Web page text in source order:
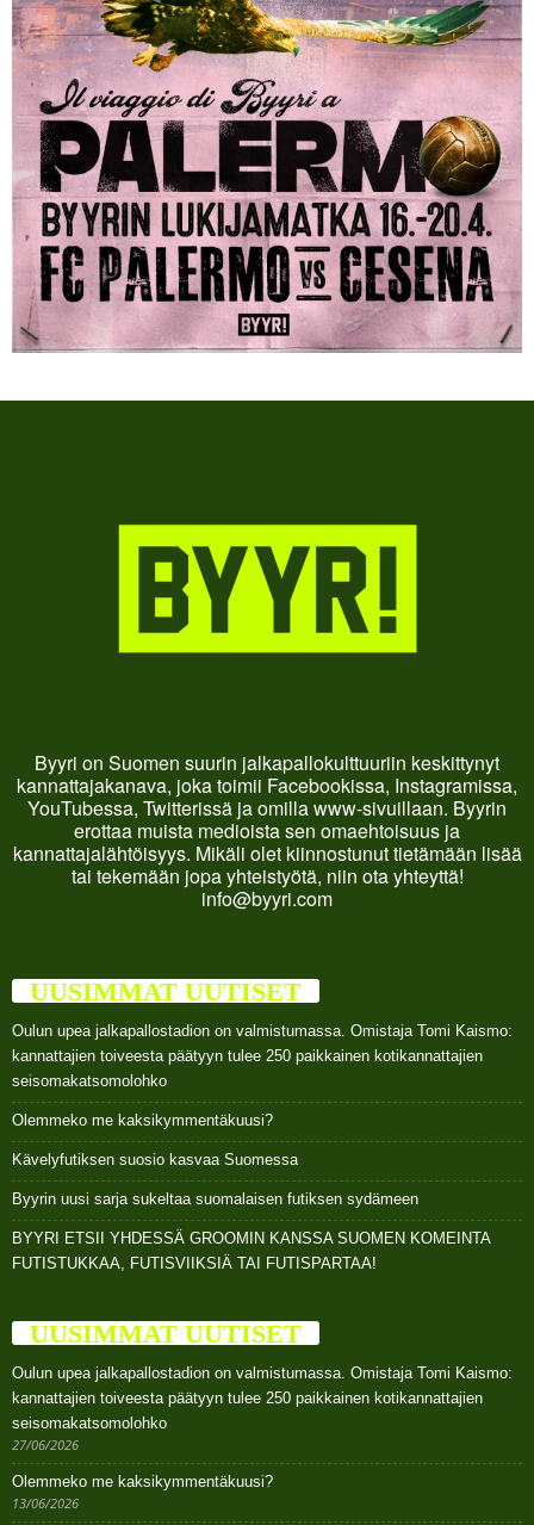
Byyri on Suomen suurin jalkapallokulttuuriin keskittynyt
kannattajakanava, joka toimii Facebookissa, Instagramissa,
YouTubessa, Twitterissä ja omilla www-sivuillaan. Byyrin
erottaa muista medioista sen omaehtoisuus ja
kannattajalähtöisyys. Mikäli olet kiinnostunut tietämään lisää
tai tekemään jopa yhteistyötä, niin ota yhteyttä!
info@byyri.com
UUSIMMAT UUTISET
Oulun upea jalkapallostadion on valmistumassa. Omistaja Tomi Kaismo:
kannattajien toiveesta päätyyn tulee 250 paikkainen kotikannattajien
seisomakatsomolohko
Olemmeko me kaksikymmentäkuusi?
Kävelyfutiksen suosio kasvaa Suomessa
Byyrin uusi sarja sukeltaa suomalaisen futiksen sydämeen
BYYRI ETSII YHDESSÄ GROOMIN KANSSA SUOMEN KOMEINTA
FUTISTUKKAA, FUTISVIIKSIÄ TAI FUTISPARTAA!
UUSIMMAT UUTISET
Oulun upea jalkapallostadion on valmistumassa. Omistaja Tomi Kaismo:
kannattajien toiveesta päätyyn tulee 250 paikkainen kotikannattajien
seisomakatsomolohko
27/06/2026
Olemmeko me kaksikymmentäkuusi?
13/06/2026